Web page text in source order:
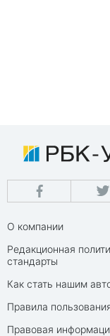
О компании
Редакционная
стандарты
Как стать нашим
Правила
Правовая